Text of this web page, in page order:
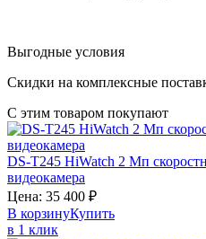
Выгодные условия
Скидки на комплексные
С этим товаром покупают
DS-T245 HiWatch 2 Мп
видеокамера
Цена: 35 400 ₽
В корзинуКупить
в 1 клик